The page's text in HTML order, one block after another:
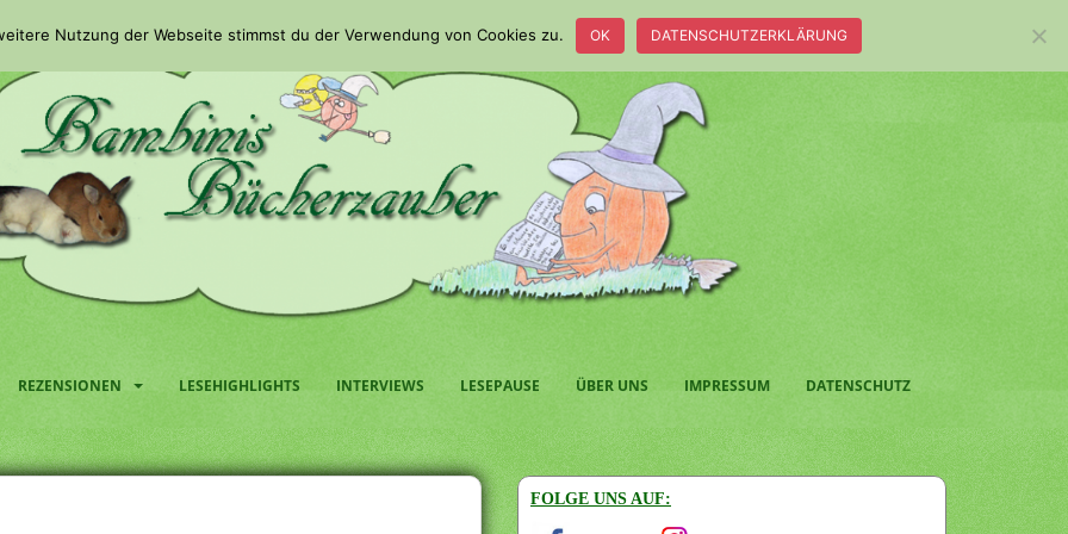
REZENSIONEN LESEHIGHLIGHTS INTERVIEWS LESEPAUSE ÜBER UNS IMPRESSUM DATENSCHUTZ
FOLGE UNS AUF:
Nutzung der Webseite stimmst du der Verwendung von Cookies zu. OK DATENSCHUTZERKLÄRUNG